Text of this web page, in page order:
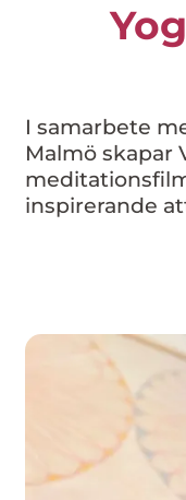
I samarbete
Malmö skapar
inspirerande